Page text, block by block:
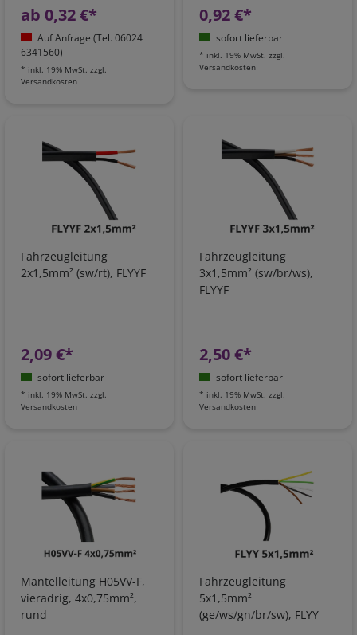
ab 0,32 €*
Auf Anfrage (Tel. 06024
6341560)
* inkl. 19% MwSt. zzgl.
Versandkosten
0,92 €*
sofort lieferbar
* inkl. 19% MwSt. zzgl.
Versandkosten
Fahrzeugleitung
2x1,5mm² (sw/rt), FLYYF
2,09 €*
sofort lieferbar
* inkl. 19% MwSt. zzgl.
Versandkosten
Fahrzeugleitung
3x1,5mm² (sw/br/ws),
FLYYF
2,50 €*
sofort lieferbar
* inkl. 19% MwSt. zzgl.
Versandkosten
Mantelleitung H05VV-F,
vieradrig, 4x0,75mm²,
rund
Fahrzeugleitung
5x1,5mm²
(ge/ws/gn/br/sw), FLYY